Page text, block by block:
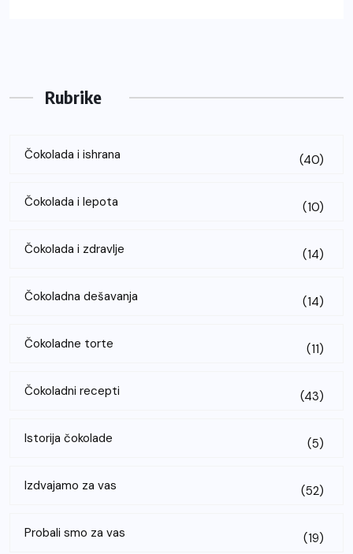
Rubrike
Čokolada i ishrana (40)
Čokolada i lepota (10)
Čokolada i zdravlje (14)
Čokoladna dešavanja (14)
Čokoladne torte (11)
Čokoladni recepti (43)
Istorija čokolade (5)
Izdvajamo za vas (52)
Probali smo za vas (19)